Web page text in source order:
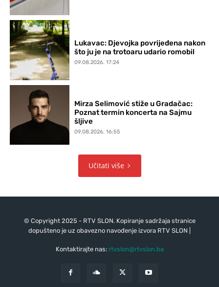
Lukavac: Djevojka povrijeđena nakon
što ju je na trotoaru udario romobil
09.08.2026. 17:24
Mirza Selimović stiže u Gradačac:
Poznat termin koncerta na Sajmu
šljive
09.08.2026. 16:55
Učitati više
© Copyright 2025 - RTV SLON. Kopiranje sadržaja stranice
dopušteno je uz obavezno navođenje izvora RTV SLON |
Kontaktirajte nas: rtvslon@rtvslon.ba